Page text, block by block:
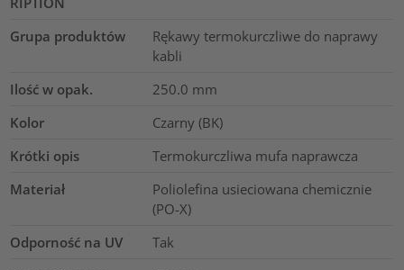
Grupa produktów
Rękawy termokurczliwe do naprawy
kabli
Ilość w opak.
250.0 mm
Kolor
Czarny (BK)
Krótki opis
Termokurczliwa mufa naprawcza
Materiał
Poliolefina usieciowana chemicznie
(PO-X)
Odporność na UV
Tak